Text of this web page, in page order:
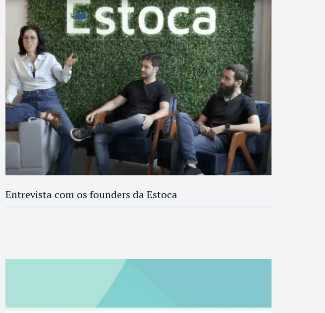
Entrevista com os founders da Estoca